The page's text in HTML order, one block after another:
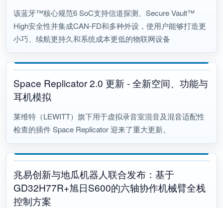
该蓝牙™核心规范6 SoC支持信道探测、Secure Vault™
High安全性并集成CAN-FD和多种外设，使用户能够打造更
小巧、续航更持久和系统成本更低的物联网设备
Space Replicator 2.0 更新 - 全新空间、功能与
耳机模拟
莱维特（LEWITT）旗下用于虚拟录音室混音及混音适配性
检查的插件 Space Replicator 迎来了重大更新。
兆易创新与地瓜机器人联合发布：基于
GD32H77R+旭日S600的六轴协作机械臂全栈
控制方案